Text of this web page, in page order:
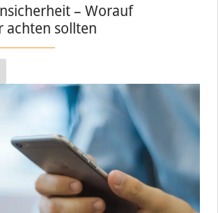
– Worauf
achten sollten